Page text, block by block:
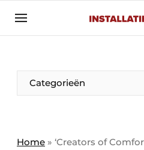
Aanmelden
Banner overzicht
BedrijvenAanmelden
Contact
Categorieën
Home » ‘Creators of